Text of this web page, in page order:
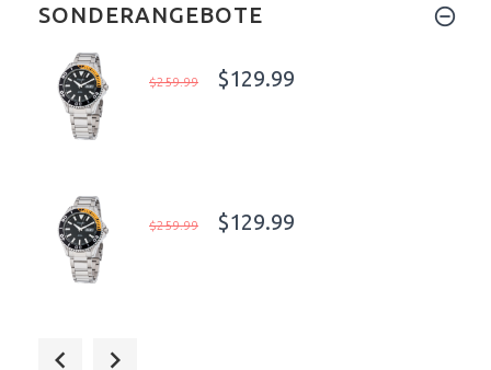
SONDERANGEBOTE
$259.99 $129.99
$259.99 $129.99